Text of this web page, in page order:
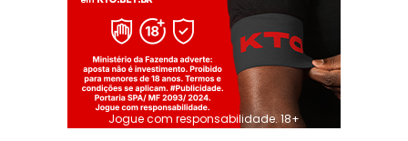
Jogue com responsabilidade. 18+